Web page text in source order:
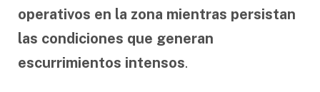
operativos en la zona mientras persistan
las condiciones que generan
escurrimientos intensos.